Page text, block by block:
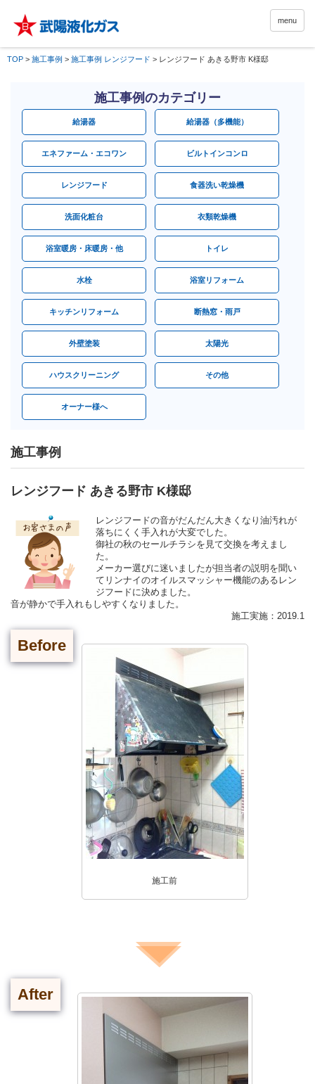
menu
TOP > 施工事例 > 施工事例 レンジフード > レンジフード あきる野市 K様邸
施工事例のカテゴリー
給湯器 給湯器（多機能）
エネファーム・エコワン ビルトインコンロ
レンジフード 食器洗い乾燥機
洗面化粧台 衣類乾燥機
浴室暖房・床暖房・他 トイレ
水栓 浴室リフォーム
キッチンリフォーム 断熱窓・雨戸
外壁塗装 太陽光
ハウスクリーニング その他
オーナー様へ
施工事例
レンジフード あきる野市 K様邸
レンジフードの音がだんだん大きくなり油汚れが
落ちにくく手入れが大変でした。
御社の秋のセールチラシを見て交換を考えまし
た。
メーカー選びに迷いましたが担当者の説明を聞い
てリンナイのオイルスマッシャー機能のあるレン
ジフードに決めました。
音が静かで手入れもしやすくなりました。
施工実施：2019.1
Before
施工前
After